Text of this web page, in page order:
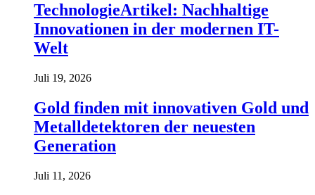
TechnologieArtikel: Nachhaltige
Innovationen in der modernen IT-
Welt
Juli 19, 2026
Gold finden mit innovativen Gold und
Metalldetektoren der neuesten
Generation
Juli 11, 2026